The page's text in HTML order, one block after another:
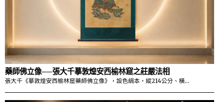
藥師佛立像──張大千摹敦煌安西榆林窟之莊嚴法相
張大千《摹敦煌安西榆林窟藥師佛立像》，設色絹本，縱214公分、橫…